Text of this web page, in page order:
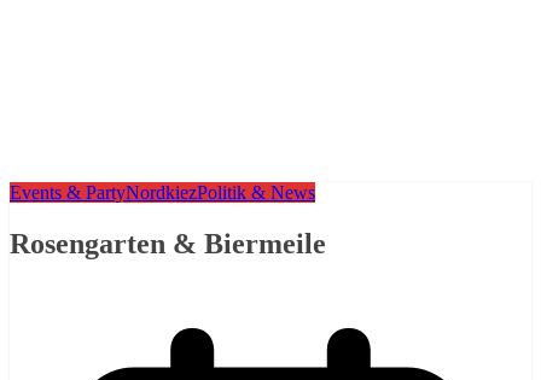
Events & PartyNordkiezPolitik & News
Rosengarten & Biermeile